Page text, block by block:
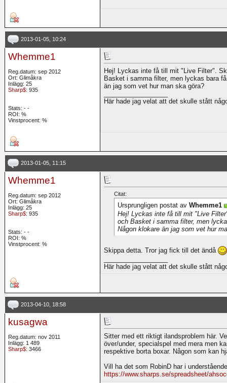
2013-01-05, 10:24
Whemme1
Reg.datum: sep 2012
Ort: Glimåkra
Inlägg: 25
Sharp$: 935
Stats: - -
ROI: %
Vinstprocent: %
Hej! Lyckas inte få till mit "Live Filter".
Basket i samma filter, men lyckas bara
än jag som vet hur man ska göra?
Här hade jag velat att det skulle stått
2013-01-05, 11:15
Whemme1
Reg.datum: sep 2012
Ort: Glimåkra
Inlägg: 25
Sharp$: 935
Stats: - -
ROI: %
Vinstprocent: %
Citat:
Ursprungligen postat av Whemme1
Hej! Lyckas inte få till mit "Live
och Basket i samma filter, men
Någon klokare än jag som vet hur
Skippa detta. Tror jag fick till det ändå
Här hade jag velat att det skulle stått
2013-04-10, 18:58
kusagwa
Reg.datum: nov 2011
Inlägg: 1 489
Sharp$: 3466
Sitter med ett riktigt ilandsproblem här.
över/under, specialspel med mera men
respektive borta boxar. Någon som kan
Vill ha det som RobinD har i
https://www.sharps.se/spreadsheet/